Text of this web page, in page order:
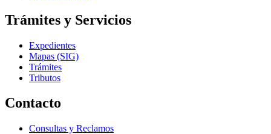
Trámites y Servicios
Expedientes
Mapas (SIG)
Trámites
Tributos
Contacto
Consultas y Reclamos